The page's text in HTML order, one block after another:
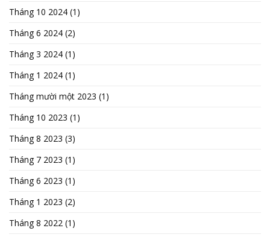
Tháng 10 2024 (1)
Tháng 6 2024 (2)
Tháng 3 2024 (1)
Tháng 1 2024 (1)
Tháng mười một 2023 (1)
Tháng 10 2023 (1)
Tháng 8 2023 (3)
Tháng 7 2023 (1)
Tháng 6 2023 (1)
Tháng 1 2023 (2)
Tháng 8 2022 (1)